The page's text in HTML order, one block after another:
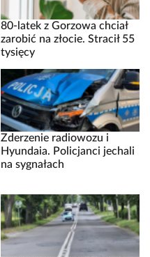
80-latek z Gorzowa chciał
zarobić na złocie. Stracił 55
tysięcy
Zderzenie radiowozu i
Hyundaia. Policjanci jechali
na sygnałach